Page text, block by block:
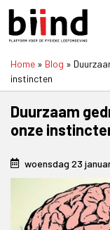
Overslaan
naar
inhoud
gaan
Kruimelpad
Home Blog
instincten
Duurzaam
onze
woensdag 23